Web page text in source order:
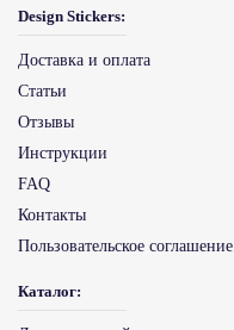
Design Stickers:
Доставка и оплата
Статьи
Отзывы
Инструкции
FAQ
Контакты
Пользовательское соглашение
Каталог: